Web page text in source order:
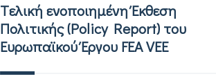
Tελική ενοποιημένη Έκθεση
Πολιτικής (Policy Report) του
Ευρωπαϊκού Έργου FEA VEE